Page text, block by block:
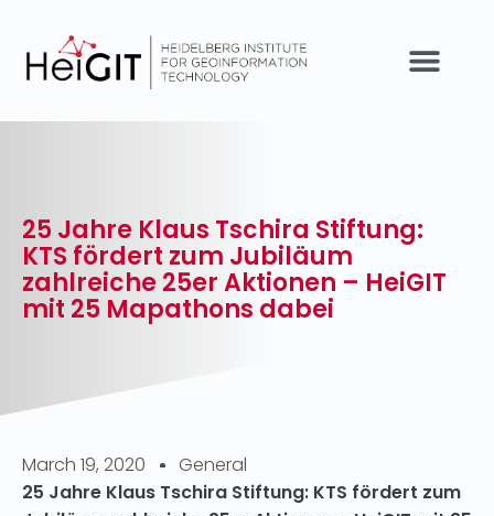
25 Jahre Klaus Tschira Stiftung:
KTS fördert zum Jubiläum
zahlreiche 25er Aktionen – HeiGIT
mit 25 Mapathons dabei
March 19, 2020
General
25 Jahre Klaus Tschira Stiftung: KTS fördert zum